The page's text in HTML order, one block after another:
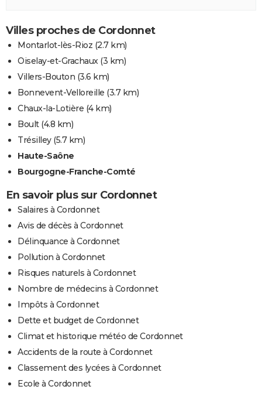
Villes proches de Cordonnet
Montarlot-lès-Rioz (2.7 km)
Oiselay-et-Grachaux (3 km)
Villers-Bouton (3.6 km)
Bonnevent-Velloreille (3.7 km)
Chaux-la-Lotière (4 km)
Boult(4.8 km)
Trésilley(5.7 km)
Haute-Saône
Bourgogne-Franche-Comté
En savoir plus sur Cordonnet
Salaires à Cordonnet
Avis de décès à Cordonnet
Délinquance à Cordonnet
Pollution à Cordonnet
Risques naturels à Cordonnet
Nombre de médecins à Cordonnet
Impôts à Cordonnet
Dette et budget de Cordonnet
Climat et historique météo de Cordonnet
Accidents de la route à Cordonnet
Classement des lycées à Cordonnet
Ecole à Cordonnet